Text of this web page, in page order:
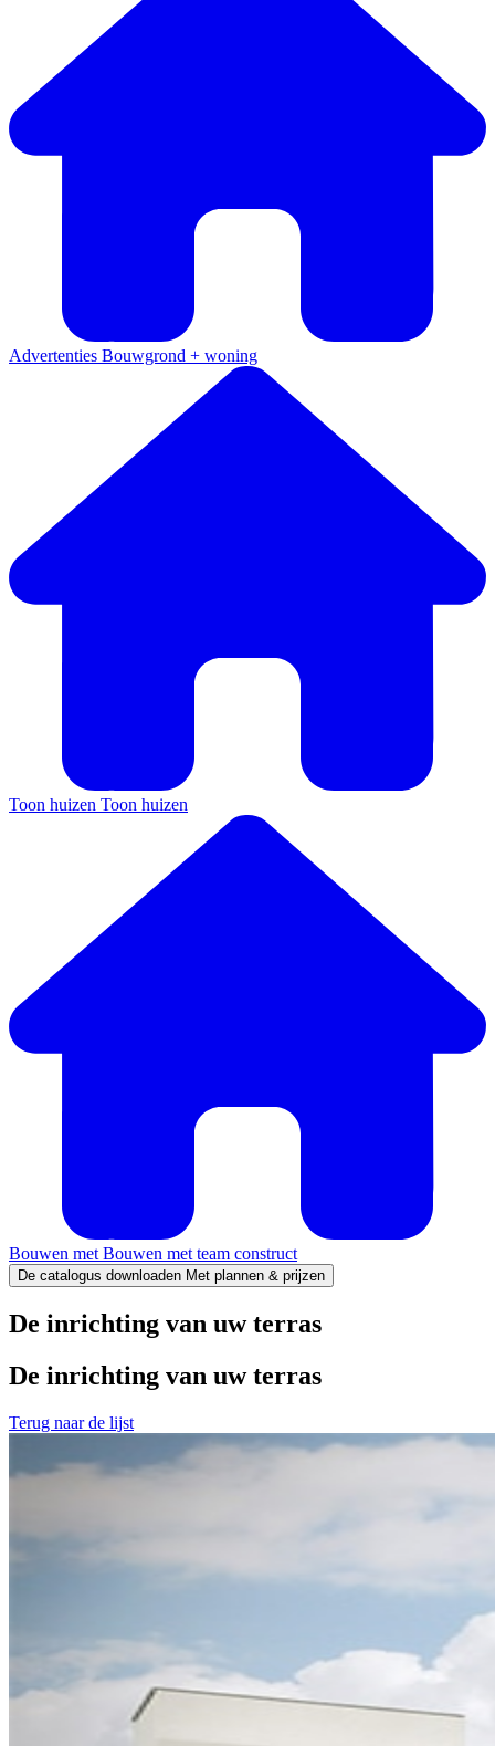
Advertenties Bouwgrond + woning
Toon huizen Toon huizen
Bouwen met Bouwen met team construct
De catalogus downloaden Met plannen & prijzen
De inrichting van uw terras
De inrichting van uw terras
Terug naar de lijst